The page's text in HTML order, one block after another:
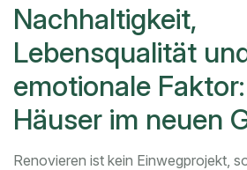
Nachhaltigkeit,
Lebensqualität
emotionale
Häuser im neuen
Renovieren ist kein Einwegprojekt,